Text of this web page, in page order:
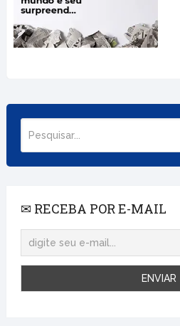
✉ RECEBA POR E-MAIL